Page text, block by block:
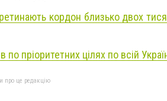
кордон близько двох
пріоритетних цілях по всій
про це редакцію